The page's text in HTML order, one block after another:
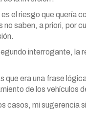
el riesgo que quería
no saben, a priori, por
interrogante, la
que era una frase
de los vehículos
casos, mi sugerencia